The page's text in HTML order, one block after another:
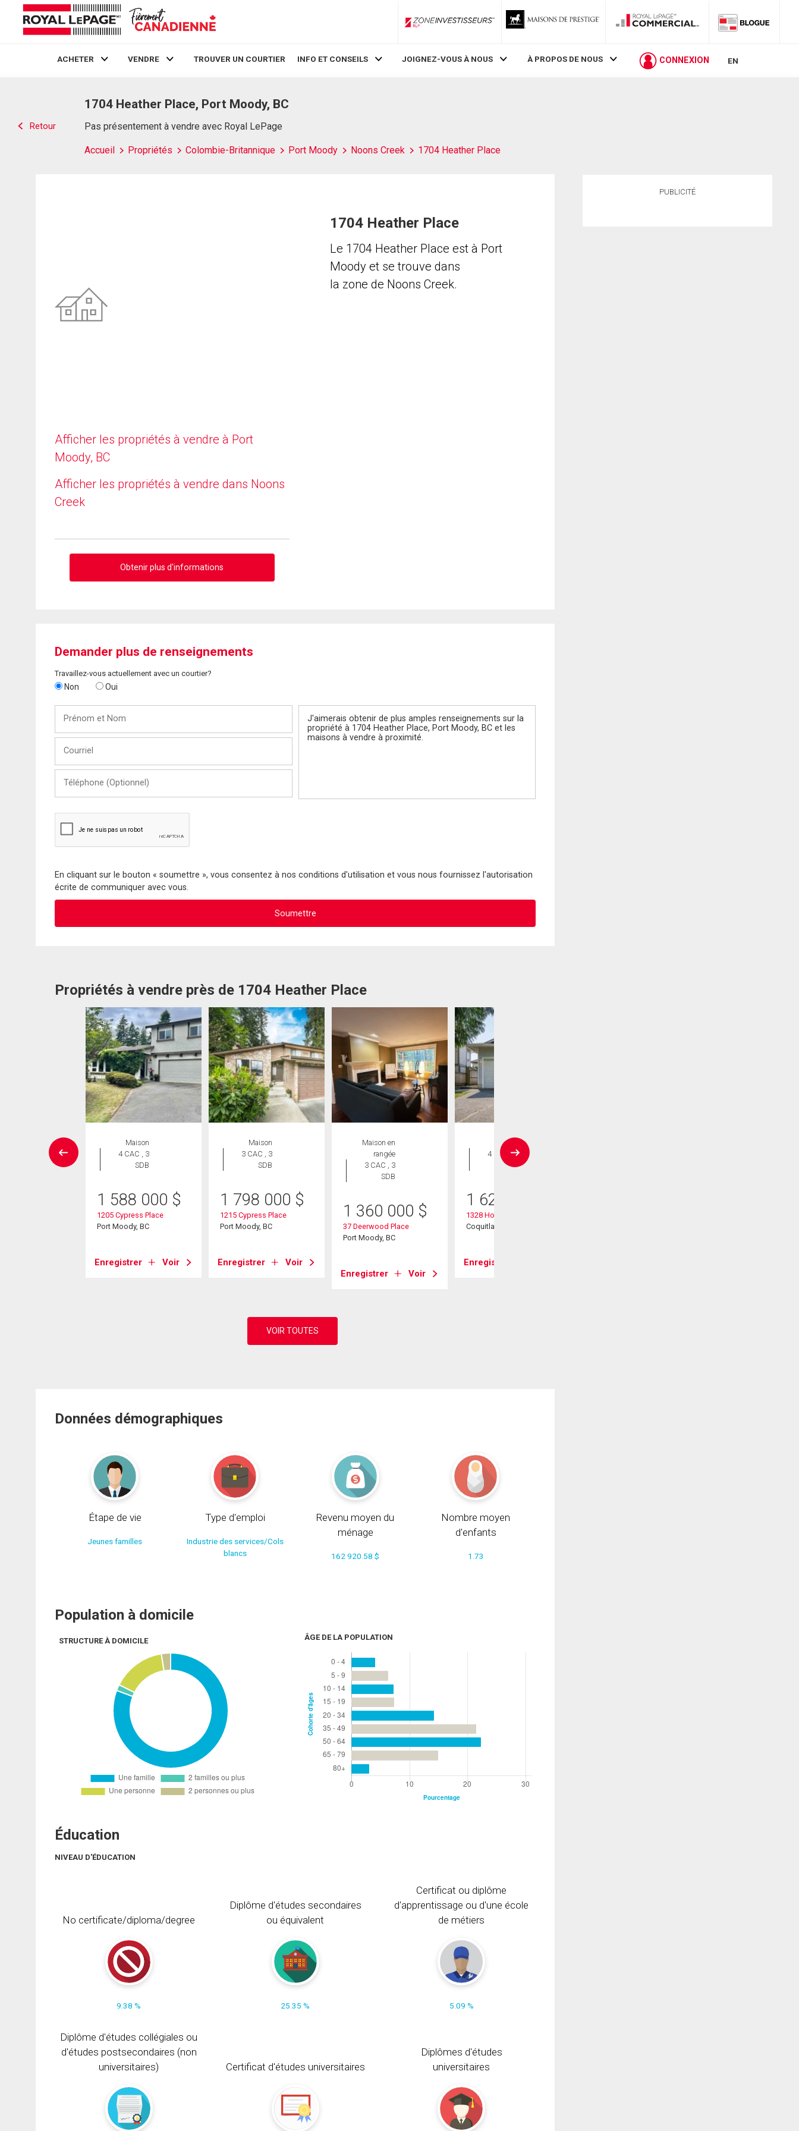
ZoneInvestisseurs RLP
ACHETER VENDRE TROUVER UN COURTIER INFO ET CONSEILS JOIGNEZ-VOUS À NOUS À PROPOS DE NOUS CONNEXION EN
Retour
1704 Heather Place, Port Moody, BC
Pas présentement à vendre avec Royal LePage
Accueil Propriétés Colombie-Britannique Port Moody Noons Creek 1704 Heather Place
Afficher les propriétés à vendre à Port
Moody, BC
Afficher les propriétés à vendre dans Noons
Creek
Obtenir plus d'informations
1704 Heather Place
Le 1704 Heather Place est à Port
Moody et se trouve dans
la zone de Noons Creek.
Demander plus de renseignements
Travaillez-vous actuellement avec un courtier?
Non Oui
Nom
(Optionnel)
En cliquant sur le bouton « soumettre », vous consentez à nos conditions d'utilisation et vous nous fournissez l'autorisation
écrite de communiquer avec vous.
Propriétés à vendre près de 1704 Heather Place
Maison
4 CAC , 3
SDB
1 588 000 $
1205 Cypress Place
Port Moody, BC
Enregistrer Voir
Maison
3 CAC , 3
SDB
1 798 000 $
1215 Cypress Place
Port Moody, BC
Enregistrer Voir
Maison en
rangée
3 CAC , 3
SDB
1 360 000 $
37 Deerwood Place
Port Moody, BC
Enregistrer Voir
Maison
4 CAC , 3
SDB
1 629 900
1328 Honeysuckle Lane
Coquitlam, BC
Enregistrer
Données démographiques
Étape de vie
Jeunes familles
Type d'emploi
Industrie des services/Cols
blancs
Revenu moyen du
ménage
162 920.58 $
Nombre moyen
d'enfants
1.73
Population à domicile
STRUCTURE À DOMICILE ÂGE DE LA POPULATION
Éducation
NIVEAU D'ÉDUCATION
No certificate/diploma/degree
9.38 %
Diplôme d'études secondaires
ou équivalent
25.35 %
Certificat ou diplôme
d'apprentissage ou d'une école
de métiers
5.09 %
Diplôme d'études collégiales ou
d'études postsecondaires (non
universitaires)
Certificat d'études universitaires
Diplômes d'études
universitaires
PUBLICITÉ